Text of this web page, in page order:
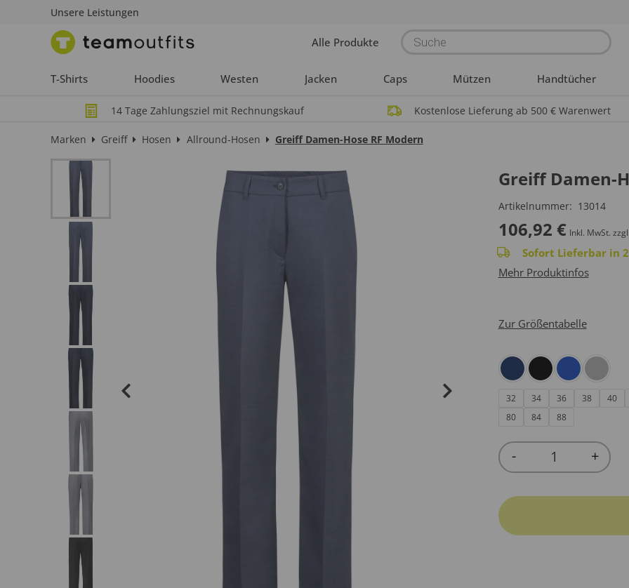
Unsere Leistungen
Alle Produkte Products
search
T-Shirts Hoodies Westen Jacken Caps Mützen Handtücher
14 Tage Zahlungsziel mit Rechnungskauf Kostenlose Lieferung ab 500 € Warenwert
Marken Greiff Hosen Allround-Hosen Greiff Damen-Hose RF Modern
Greiff Damen-
Artikelnummer: 13014
106,92 € Inkl. MwSt.
Sofort Lieferbar in
Mehr Produktinfos
Zur Größentabelle
32 34 36 38 40
80
84 88
Quantity
- +